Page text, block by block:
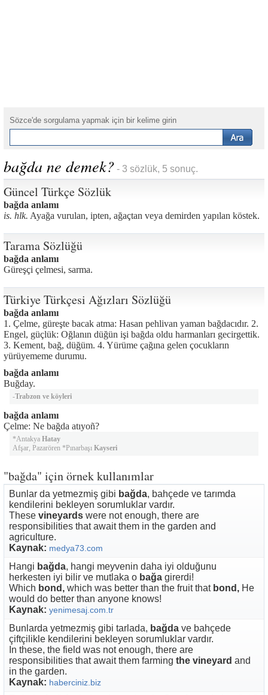
Sözce'de sorgulama yapmak için bir kelime girin
bağda ne demek? - 3 sözlük, 5 sonuç.
Güncel Türkçe Sözlük
bağda anlamı
is. hlk. Ayağa vurulan, ipten, ağaçtan veya demirden yapılan köstek.
Tarama Sözlüğü
bağda anlamı
Güreşçi çelmesi, sarma.
Türkiye Türkçesi Ağızları Sözlüğü
bağda anlamı
1. Çelme, güreşte bacak atma: Hasan pehlivan yaman bağdacıdır. 2.
Engel, güçlük: Oğlanın düğün işi bağda oldu harmanları gecirgettik.
3. Kement, bağ, düğüm. 4. Yürüme çağına gelen çocukların
yürüyememe durumu.
bağda anlamı
Buğday.
-Trabzon ve köyleri
bağda anlamı
Çelme: Ne bağda atıyoñ?
*Antakya Hatay
Afşar, Pazarören *Pınarbaşı Kayseri
"bağda" için örnek kullanımlar
Bunlar da yetmezmiş gibi bağda, bahçede ve tarımda
kendilerini bekleyen sorumluklar vardır.
These vineyards were not enough, there are
responsibilities that await them in the garden and
agriculture.
Kaynak: medya73.com
Hangi bağda, hangi meyvenin daha iyi olduğunu
herkesten iyi bilir ve mutlaka o bağa girerdi!
Which bond, which was better than the fruit that bond, He
would do better than anyone knows!
Kaynak: yenimesaj.com.tr
Bunlarda yetmezmiş gibi tarlada, bağda ve bahçede
çiftçilikle kendilerini bekleyen sorumluklar vardır.
In these, the field was not enough, there are
responsibilities that await them farming the vineyard and
in the garden.
Kaynak: haberciniz.biz